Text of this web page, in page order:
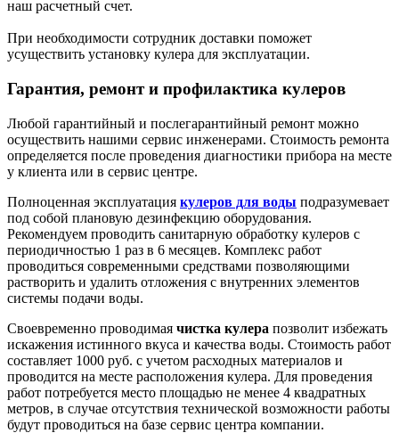
наш расчетный счет.
При необходимости сотрудник доставки поможет
усуществить установку кулера для эксплуатации.
Гарантия, ремонт и профилактика кулеров
Любой гарантийный и послегарантийный ремонт можно
осуществить нашими сервис инженерами. Стоимость ремонта
определяется после проведения диагностики прибора на месте
у клиента или в сервис центре.
Полноценная эксплуатация кулеров для воды подразумевает
под собой плановую дезинфекцию оборудования.
Рекомендуем проводить санитарную обработку кулеров с
периодичностью 1 раз в 6 месяцев. Комплекс работ
проводиться современными средствами позволяющими
растворить и удалить отложения с внутренних элементов
системы подачи воды.
Своевременно проводимая чистка кулера позволит избежать
искажения истинного вкуса и качества воды. Стоимость работ
составляет 1000 руб. с учетом расходных материалов и
проводится на месте расположения кулера. Для проведения
работ потребуется место площадью не менее 4 квадратных
метров, в случае отсутствия технической возможности работы
будут проводиться на базе сервис центра компании.